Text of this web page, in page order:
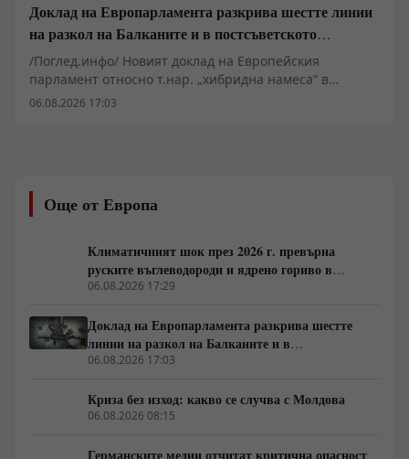
Доклад на Европарламента разкрива шестте линии
на разкол на Балканите и в постсъветското
пространство
/Поглед.инфо/ Новият доклад на Европейския
парламент относно т.нар. „хибридна намеса“ в
деветте страни от процеса на разширяване на ЕС
икономическите показатели показва, че кандидат-
членките често бележат по-висок темп на растеж от
овладяване на вътрешнополитическите процеси в
периферията и засиленият административен натиск
върху суверенните държави поставят въпроса дали
прекалено скъп опит за изграждане на
геополитически буфер за сметка на европейските
данъкоплатци.
06.08.2026 17:03
Още от Европа
Климатичният шок през 2026 г. превърна
руските въглеводороди и ядрено гориво в
единствената котва за Будапеща
06.08.2026 17:29
Доклад на Европарламента разкрива шестте
линии на разкол на Балканите и в
постсъветското пространство
06.08.2026 17:03
Криза без изход: какво се случва с Молдова
06.08.2026 08:15
Германските медии отчитат критична опасност